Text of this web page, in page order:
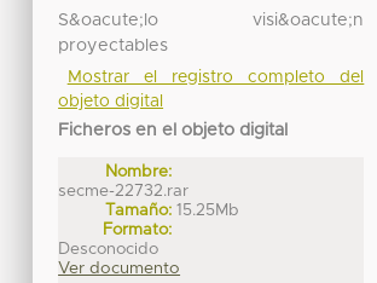
S&oacute;lo visi&oacute;n
proyectables
Mostrar el registro completo del
objeto digital
Ficheros en el objeto digital
Nombre:
secme-22732.rar
Tamaño: 15.25Mb
Formato:
Desconocido
Ver documento